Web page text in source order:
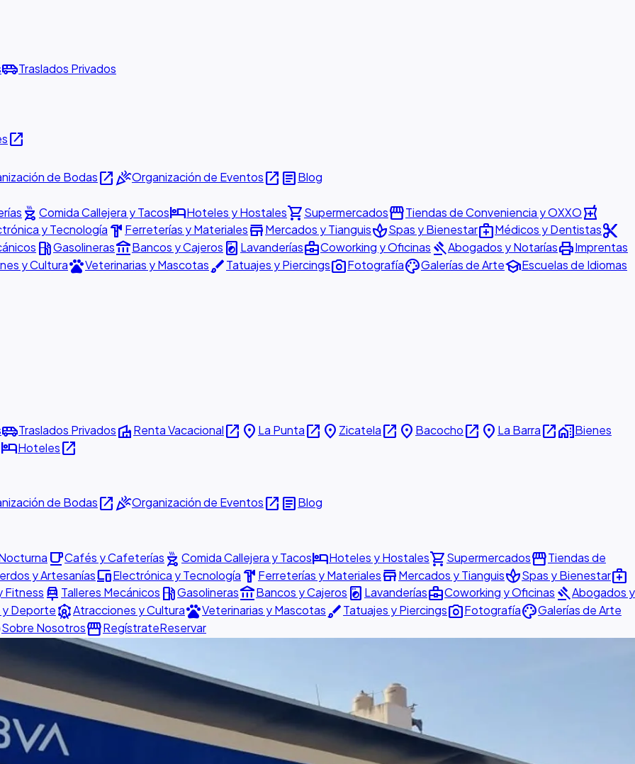
airport_shuttleTraslados Privados
open_in_new
de Bodasopen_in_newcelebrationOrganización de Eventosopen_in_new articleBlog
outdoor_grill Comida Callejera y TacoshotelHoteles y Hostalesshopping_cartSupermercadosstorefrontTiendas de Conveniencia y OXXOlocal_pharmacy
y Tecnología hardware Ferreterías y MaterialesstoreMercados y TianguisspaSpas y Bienestarmedical_servicesMédicos y Dentistascontent_cut
local_gas_stationGasolinerasaccount_balanceBancos y Cajeros local_laundry_service Lavanderíasbusiness_centerCoworking y Oficinas gavelAbogados y NotaríasprintImprentas
y CulturapetsVeterinarias y MascotasbrushTatuajes y Piercingsphoto_cameraFotografíapaletteGalerías de ArteschoolEscuelas de Idiomas
airport_shuttleTraslados PrivadosvillaRenta Vacacionalopen_in_new place La Puntaopen_in_new place Zicatelaopen_in_new place Bacochoopen_in_new place La Barraopen_in_newhome_workBienes
hotelHotelesopen_in_new
de Bodasopen_in_newcelebrationOrganización de Eventosopen_in_new articleBlog
local_cafeCafés y Cafeterías outdoor_grill Comida Callejera y TacoshotelHoteles y Hostalesshopping_cartSupermercadosstorefrontTiendas de
y ArtesaníasdevicesElectrónica y Tecnología hardware Ferreterías y MaterialesstoreMercados y TianguisspaSpas y Bienestarmedical_services
Fitness car_repair Talleres Mecánicos local_gas_stationGasolinerasaccount_balanceBancos y Cajeros local_laundry_service Lavanderíasbusiness_centerCoworking y Oficinas gavelAbogados y
y DeporteattractionsAtracciones y CulturapetsVeterinarias y MascotasbrushTatuajes y Piercingsphoto_cameraFotografíapaletteGalerías de Arte
Sobre NosotrosstorefrontRegístrateReservar